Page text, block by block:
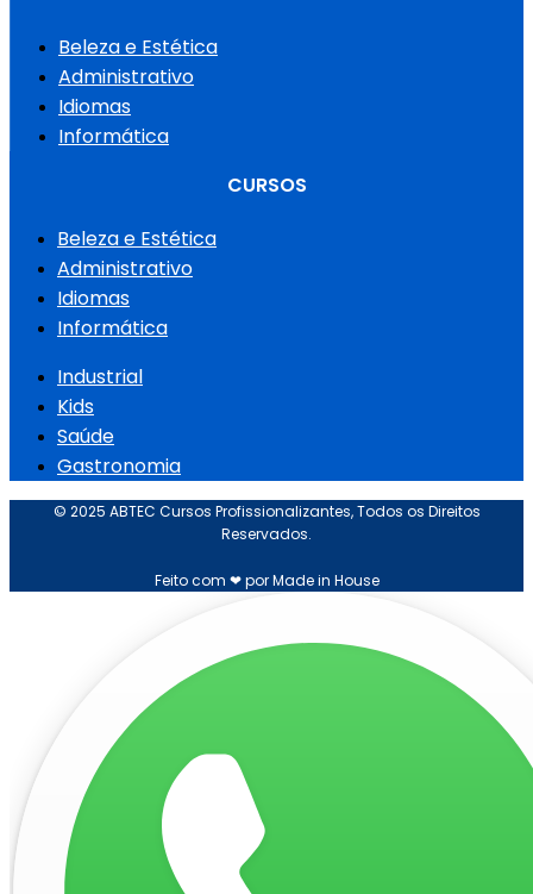
Beleza e Estética
Administrativo
Idiomas
Informática
CURSOS
Beleza e Estética
Administrativo
Idiomas
Informática
Industrial
Kids
Saúde
Gastronomia
© 2025 ABTEC Cursos Profissionalizantes, Todos os Direitos
Reservados.
Feito com ❤ por Made in House